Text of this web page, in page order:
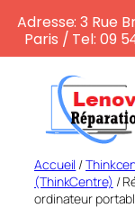
contenu
Accueil /
(ThinkCentre) /
ordinateur
Adresse: 3 Rue
Paris / Tel: 09